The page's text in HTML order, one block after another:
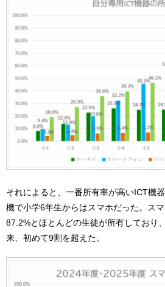
それによると、一番所有率が高いICT機
機で小学6年生からはスマホだった。ス
87.2%とほとんどの生徒が所有しており
来、初めて9割を超えた。